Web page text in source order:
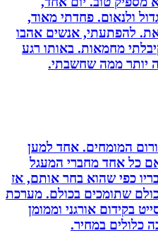
פחדתי מאוד,
אנשים אהבו
מחמאות. באותו רגע
ממה שחשבתי.
המומחים. אחד למען
אחד מחברי המעגל
שהוא בחר אותם, אז
בכולם. מערכת
אורגני וממומן
במחיר.